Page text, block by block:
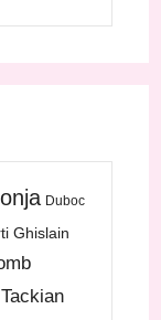
Duboc
Ghislain
Tackian